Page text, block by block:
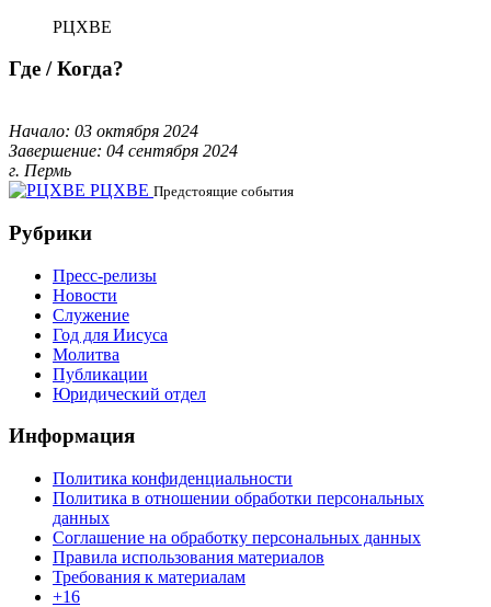
РЦХВЕ
Где / Когда?
Начало: 03 октября 2024
Завершение: 04 сентября 2024
г. Пермь
РЦХВЕ Предстоящие события
Рубрики
Пресс-релизы
Новости
Служение
Год для Иисуса
Молитва
Публикации
Юридический отдел
Информация
Политика конфиденциальности
Политика в отношении обработки персональных
данных
Соглашение на обработку персональных данных
Правила использования материалов
Требования к материалам
+16